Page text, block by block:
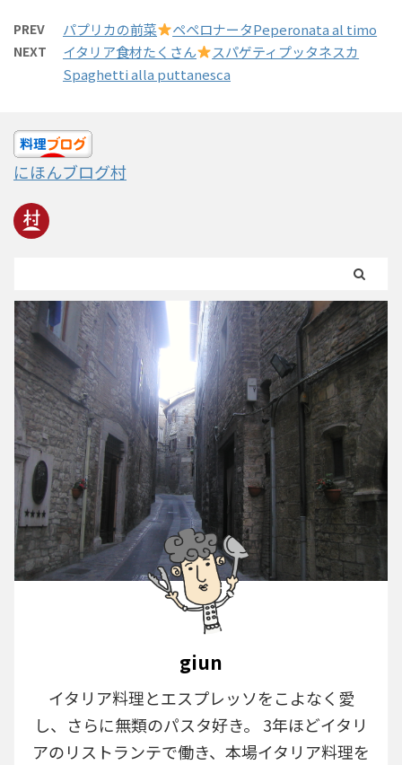
PREV パプリカの前菜 ペペロナータPeperonata al timo
NEXT イタリア食材たくさん
スパゲティプッタネスカ
Spaghetti alla puttanesca
にほんブログ村
giun
イタリア料理とエスプレッソをこよなく愛
し、さらに無類のパスタ好き。 3年ほどイタリ
アのリストランテで働き、本場イタリア料理を